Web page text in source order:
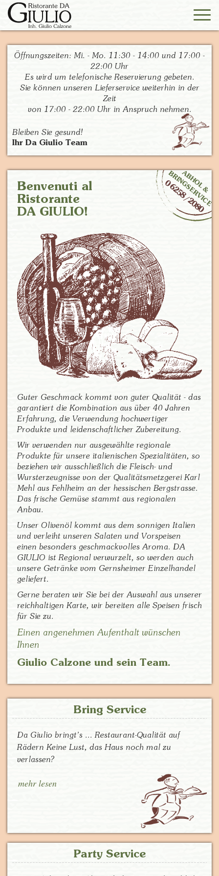
Öffnungszeiten: Mi. - Mo. 11:30 - 14:00 und 17:00 -
22:00 Uhr
Es wird um telefonische Reservierung gebeten.
Sie können unseren Lieferservice weiterhin in der
Zeit
von 17:00 - 22:00 Uhr in Anspruch nehmen.
Bleiben Sie gesund!
Ihr Da Giulio Team
Benvenuti al
Ristorante
DA GIULIO!
A
B
H
O
L
&
B
R
I
N
G
S
E
R
V
I
C
E
0 6258 / 2080
Guter Geschmack kommt von guter Qualität - das
garantiert die Kombination aus über 40 Jahren
Erfahrung, die Verwendung hochwertiger
Produkte und leidenschaftlicher Zubereitung.
Wir verwenden nur ausgewählte regionale
Produkte für unsere italienischen Spezialitäten, so
beziehen wir ausschließlich die Fleisch- und
Wursterzeugnisse von der Qualitätsmetzgerei Karl
Mehl aus Fehlheim an der hessischen Bergstrasse.
Das frische Gemüse stammt aus regionalen
Anbau.
Unser Olivenöl kommt aus dem sonnigen Italien
und verleiht unseren Salaten und Vorspeisen
einen besonders geschmackvolles Aroma. DA
GIULIO ist Regional verwurzelt, so werden auch
unsere Getränke vom Gernsheimer Einzelhandel
geliefert.
Gerne beraten wir Sie bei der Auswahl aus unserer
reichhaltigen Karte, wir bereiten alle Speisen frisch
für Sie zu.
Einen angenehmen Aufenthalt wünschen
Ihnen
Giulio Calzone und sein Team.
Bring Service
Da Giulio bringt’s ... Restaurant-Qualität auf
Rädern Keine Lust, das Haus noch mal zu
verlassen?
mehr lesen
Party Service